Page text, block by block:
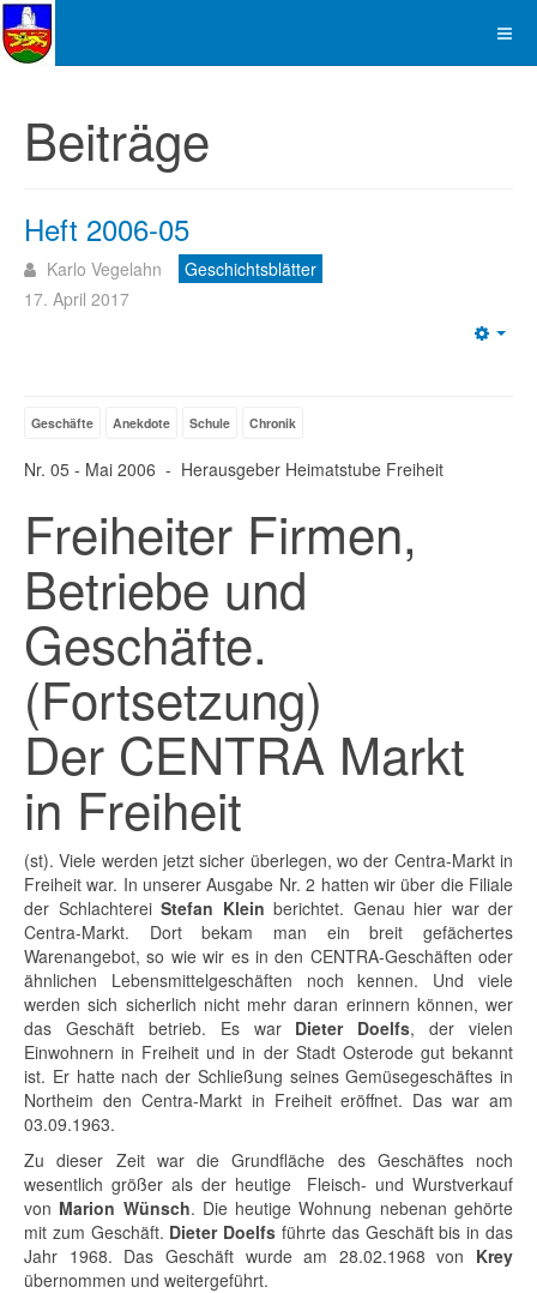
Beiträge
Heft 2006-05
Karlo Vegelahn
Geschichtsblätter
17. April 2017
Geschäfte Anekdote Schule Chronik
Nr. 05 - Mai 2006 - Herausgeber Heimatstube Freiheit
Freiheiter Firmen,
Betriebe und
Geschäfte.
(Fortsetzung)
Der CENTRA Markt
in Freiheit
(st). Viele werden jetzt sicher überlegen, wo der Centra-Markt in
Freiheit war. In unserer Ausgabe Nr. 2 hatten wir über die Filiale
der Schlachterei Stefan Klein berichtet. Genau hier war der
Centra-Markt. Dort bekam man ein breit gefächertes
Warenangebot, so wie wir es in den CENTRA-Geschäften oder
ähnlichen Lebensmittelgeschäften noch kennen. Und viele
werden sich sicherlich nicht mehr daran erinnern können, wer
das Geschäft betrieb. Es war Dieter Doelfs, der vielen
Einwohnern in Freiheit und in der Stadt Osterode gut bekannt
ist. Er hatte nach der Schließung seines Gemüsegeschäftes in
Northeim den Centra-Markt in Freiheit eröffnet. Das war am
03.09.1963.
Zu dieser Zeit war die Grundfläche des Geschäftes noch
wesentlich größer als der heutige Fleisch- und Wurstverkauf
von Marion Wünsch. Die heutige Wohnung nebenan gehörte
mit zum Geschäft. Dieter Doelfsführte das Geschäft bis in das
Jahr 1968. Das Geschäft wurde am 28.02.1968 von Krey
übernommen und weitergeführt.